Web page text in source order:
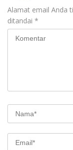
Alamat email Anda
ditandai *